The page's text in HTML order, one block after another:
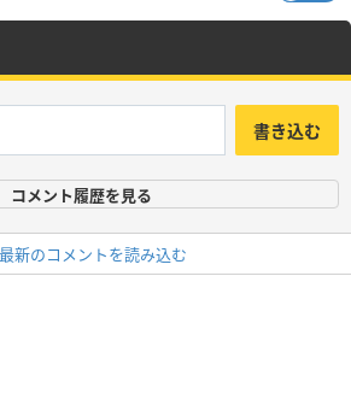
書き込む
コメント履歴を見る
最新のコメントを読み込む